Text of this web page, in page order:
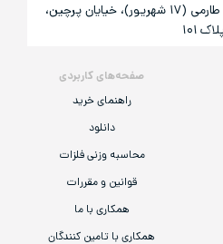
صفحه‌های کاربردی
راهنمای خرید
دانلود
محاسبه وزنی فلزات
قوانین و مقررات
همکاری با ما
همکاری با تامین کنندگان
تهران، شادآباد، خیابان شهید طارمی (۱۷ شهریور)، خیایان پرچین،
۱۰۱